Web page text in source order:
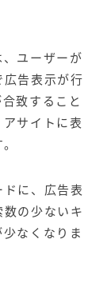
ユーザーが
告表示が行
致すること
サイトに表
に、広告表
の少ないキ
なくなりま